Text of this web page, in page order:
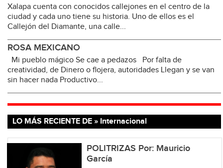
Xalapa cuenta con conocidos callejones en el centro de la
ciudad y cada uno tiene su historia. Uno de ellos es el
Callejón del Diamante, una calle...
ROSA MEXICANO
Mi pueblo mágico Se cae a pedazos Por falta de
creatividad, de Dinero o flojera, autoridades Llegan y se van
sin hacer nada Productivo...
LO MÁS RECIENTE DE » Internacional
POLITRIZAS Por: Mauricio
García